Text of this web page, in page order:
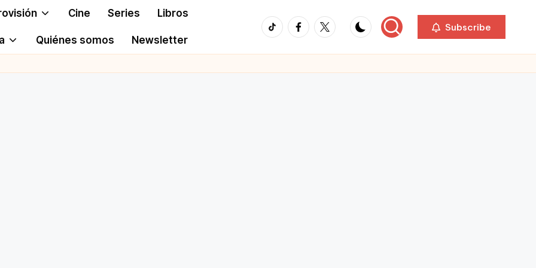
Cine Series Libros
Quiénes somos Newsletter
TikTokFacebook
Twitter Subscribe